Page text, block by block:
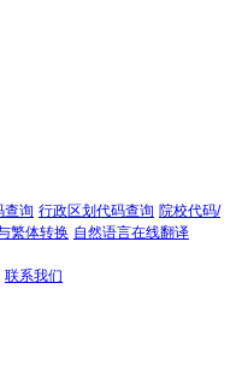
查询 行政区划代码查询 院校代码/
繁体转换 自然语言在线翻译
联系我们